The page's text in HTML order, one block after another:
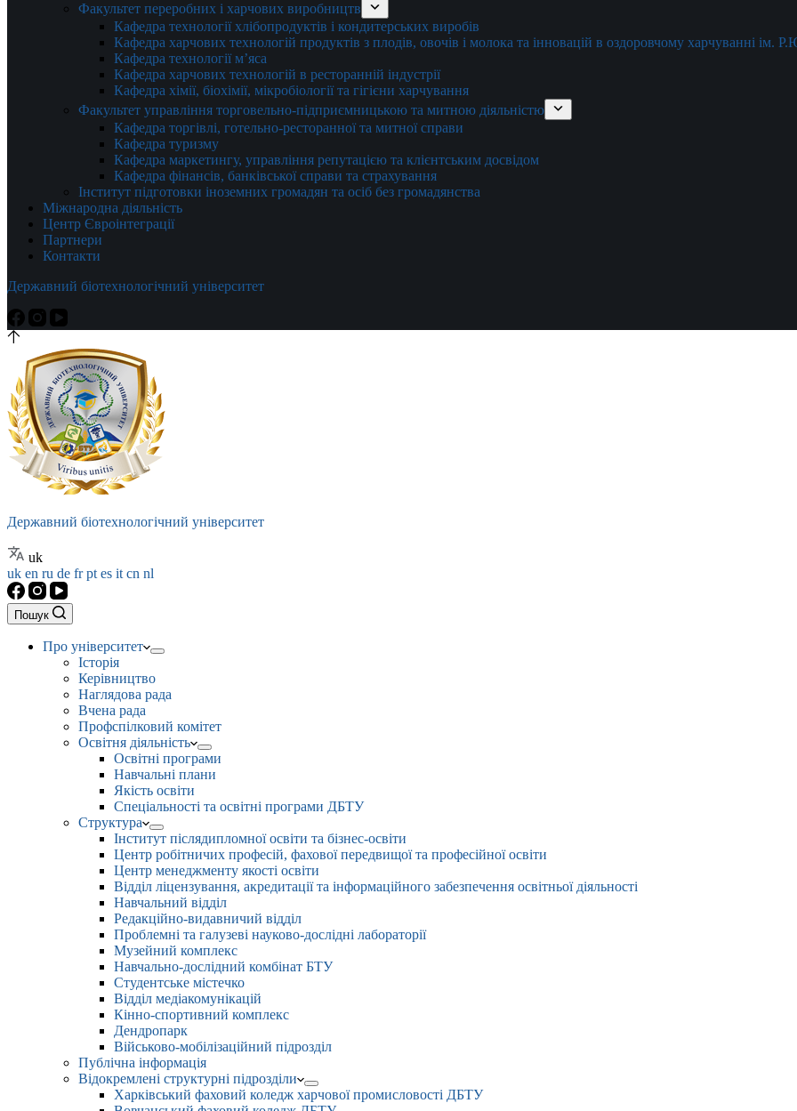
Факультет переробних і харчових виробництв
Кафедра технології хлібопродуктів і кондитерських виробів
Кафедра харчових технологій продуктів з плодів, овочів і молока та інновацій в оздоровчому харчуванні ім.
Кафедра технології м’яса
Кафедра харчових технологій в ресторанній індустрії
Кафедра хімії, біохімії, мікробіології та гігієни харчування
Факультет управління торговельно-підприємницькою та митною діяльністю
Кафедра торгівлі, готельно-ресторанної та митної справи
Кафедра туризму
Кафедра маркетингу, управління репутацією та клієнтським досвідом
Кафедра фінансів, банківської справи та страхування
Інститут підготовки іноземних громадян та осіб без громадянства
Міжнародна діяльність
Центр Євроінтеграції
Партнери
Контакти
Державний біотехнологічний університет
Державний біотехнологічний університет
uk
uk en ru de frpt es it cn nl
Пошук
Про університет
Історія
Керівництво
Наглядова рада
Вчена рада
Профспілковий комітет
Освітня діяльність
Освітні програми
Навчальні плани
Якість освіти
Спеціальності та освітні програми ДБТУ
Структура
Інститут післядипломної освіти та бізнес-освіти
Центр робітничих професій, фахової передвищої та професійної освіти
Центр менеджменту якості освіти
Відділ ліцензування, акредитації та інформаційного забезпечення освітньої діяльності
Навчальний відділ
Редакційно-видавничий відділ
Проблемні та галузеві науково-дослідні лабораторії
Музейний комплекс
Навчально-дослідний комбінат БТУ
Студентське містечко
Відділ медіакомунікацій
Кінно-спортивний комплекс
Дендропарк
Військово-мобілізаційний підрозділ
Публічна інформація
Відокремлені структурні підрозділи
Харківський фаховий коледж харчової промисловості ДБТУ